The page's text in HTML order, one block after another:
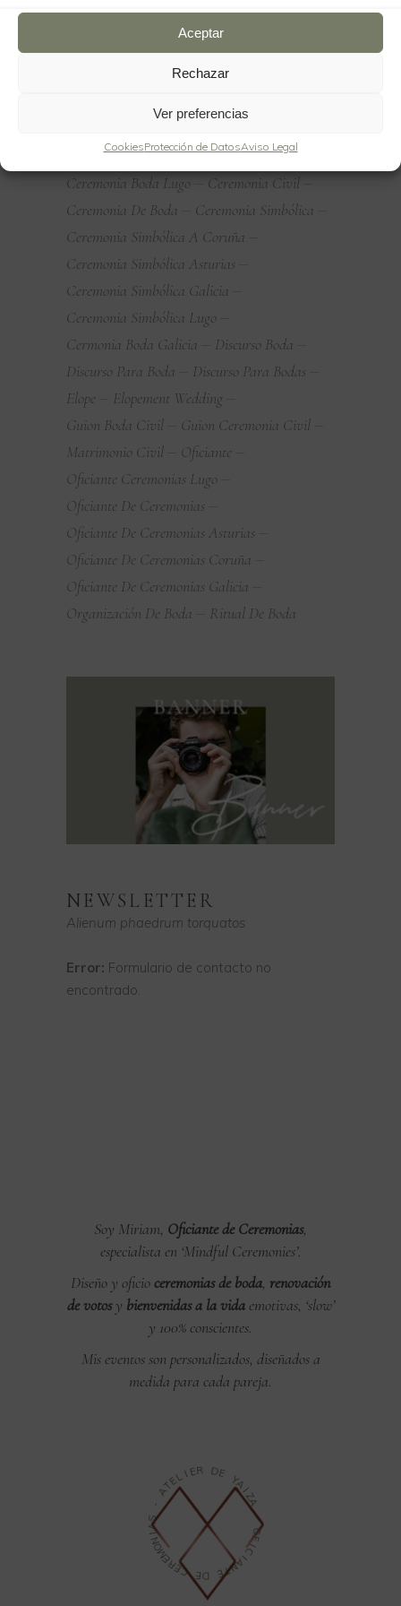
Aceptar
Rechazar
Ver preferencias
CookiesProtección de DatosAviso Legal
Boda Simbólica Galicia
Boda Simbólica Lugo
Ceremonia Boda
Ceremonia Boda Galicia
Ceremonia Boda Lugo
Ceremonia Civil
Ceremonia De Boda
Ceremonia Simbólica
Ceremonia Simbólica A Coruña
Ceremonia Simbólica Asturias
Ceremonia Simbólica Galicia
Ceremonia Simbólica Lugo
Cermonia Boda Galicia
Discurso Boda
Discurso Para Boda
Discurso Para Bodas
Elope
Elopement Wedding
Guion Boda Civil
Guion Ceremonia Civil
Matrimonio Civil
Oficiante
Oficiante Ceremonias Lugo
Oficiante De Ceremonias
Oficiante De Ceremonias Asturias
Oficiante De Ceremonias Coruña
Oficiante De Ceremonias Galicia
Organización De Boda
Ritual De Boda
NEWSLETTER
Alienum phaedrum torquatos
Error: Formulario de contacto no
encontrado.
Soy Miriam, Oficiante de Ceremonias,
especialista en ‘Mindful Ceremonies’.
Diseño y oficio ceremonias de boda, renovación
de votosy bienvenidas a la vidaemotivas, ‘slow’
y 100% conscientes.
Mis eventos son personalizados, diseñados a
medida para cada pareja.
ATEL IE DE
YA
I
Z
A
-
O
F
I
C
I
A
N
T
D
E
C
E
R
E
M
O
N
I
A
S